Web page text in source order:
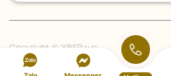
Copyright © YBSPa.vn